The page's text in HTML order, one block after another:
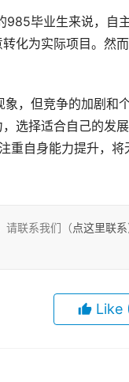
化为实际项目。然
选择适合自己的发
重自身能力提升，
请联系我们（点这里联系
Like